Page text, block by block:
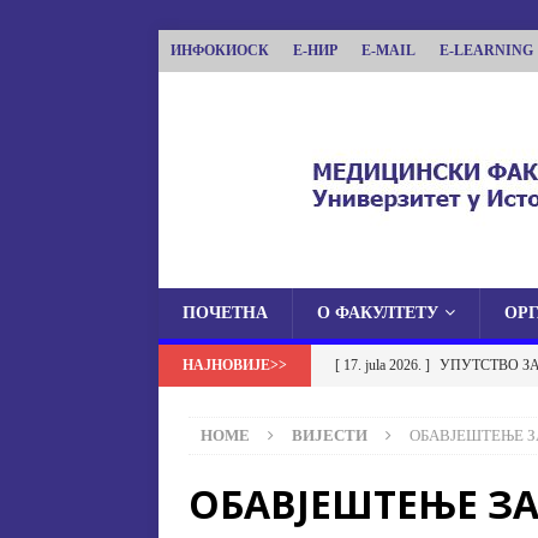
ИНФОКИОСК Е-НИР E-MAIL E-LEARNING
МЕДИЦИНСКИ
МЕДИЦИНСКИ ФАКУЛТЕТ
ПОЧЕТНА О ФАКУЛТЕТУ
[ 17. jula 2026. ] УПУТСТВО
ОБАВЈЕШТЕЊА
HOME ВИЈЕСТИ ОБАВЈЕШТЕЊЕ
ОБАВЈЕШТЕЊЕ